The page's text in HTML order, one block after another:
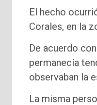
El hecho
Corales, en la
De acuerdo
permanecía
observaban la
La misma